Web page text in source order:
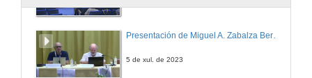
5 de xul. de 2023